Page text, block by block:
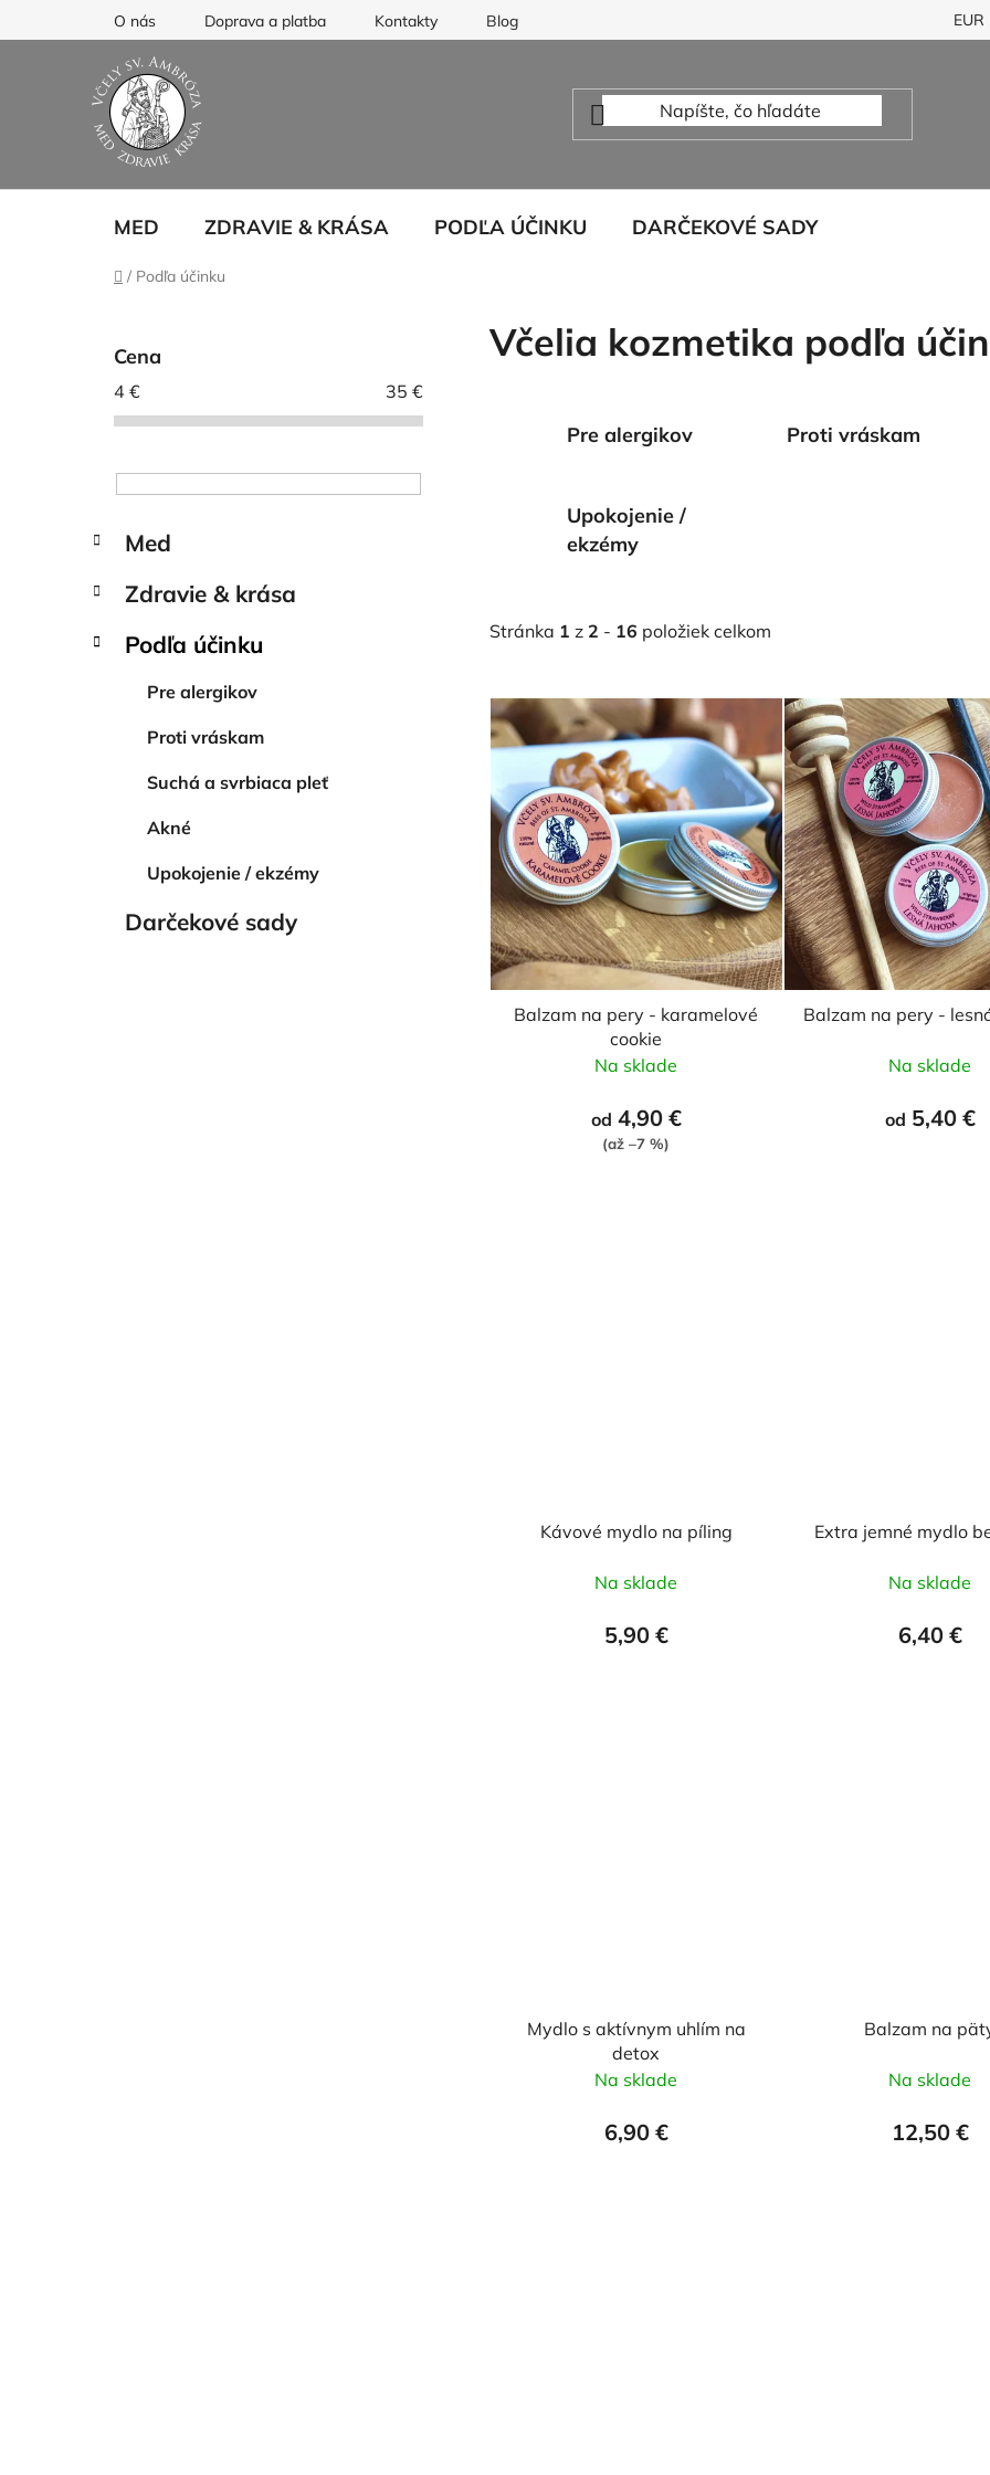
na
O nás Doprava a platba Kontakty Blog EUR
MED ZDRAVIE & KRÁSA PODĽA ÚČINKU DARČEKOVÉ SADY
Domov
/ Podľa účinku
e
Cena
4 € 35 €
kategórie
a
e
ó
Med
Zdravie & krása
Podľa účinku
Pre alergikov
Proti vráskam
Suchá a svrbiaca pleť
Akné
Upokojenie / ekzémy
Darčekové sady
Včelia kozmetika podľa
Pre alergikov Proti vráskam
Upokojenie /
ekzémy
Stránka 1 z 2 - 16 položiek celkom
V
ý
p
s
p
o
d
u
k
Balzam na pery - karamelové
cookie
Na sklade
od 4,90 €
(až –7 %)
Balzam na pery -
Na sklade
od 5,40 €
Kávové mydlo na píling
Na sklade
5,90 €
Extra jemné mydlo
Na sklade
6,40 €
Mydlo s aktívnym uhlím na
detox
Na sklade
6,90 €
Balzam na
Na sklade
12,50 €